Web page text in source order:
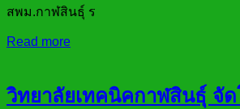
สพม.กาฬสินธุ์ ร
Read more
วิทยาลัยเทคนิคกาฬสินธุ์ จัด